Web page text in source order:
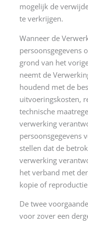
mogelijk de
te verkrijgen.
Wanneer de
persoonsgegevens
grond van het
neemt de
houdend met de
uitvoeringskosten,
technische
verwerking
persoonsgegevens
stellen dat de
verwerking
het verband met
kopie of
De twee
voor zover een